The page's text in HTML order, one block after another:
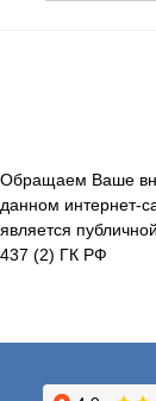
Обращаем Ваше
данном интернет-
является
437 (2) ГК РФ